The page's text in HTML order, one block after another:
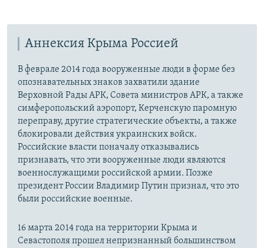
Аннексия Крыма Россией
В феврале 2014 года вооруженные люди в форме без
опознавательных знаков захватили здание
Верховной Рады АРК, Совета министров АРК, а также
симферопольский аэропорт, Керченскую паромную
переправу, другие стратегические объекты, а также
блокировали действия украинских войск.
Российские власти поначалу отказывались
признавать, что эти вооруженные люди являются
военнослужащими российской армии. Позже
президент России Владимир Путин признал, что это
были российские военные.
16 марта 2014 года на территории Крыма и
Севастополя прошел непризнанный большинством